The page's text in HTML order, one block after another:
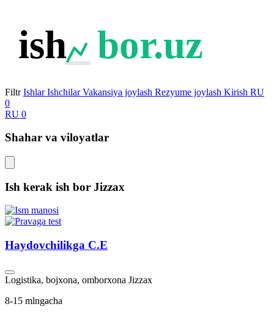
ish bor.uz
Filtr Ishlar Ishchilar Vakansiya joylash Rezyume joylash Kirish RU
0
RU 0
Shahar va viloyatlar
Ish kerak ish bor Jizzax
Haydovchilikga C.E
Logistika, bojxona, omborxona Jizzax
8-15 mlngacha